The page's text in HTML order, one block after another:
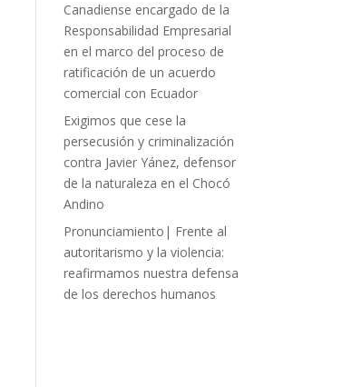
Canadiense encargado de la
Responsabilidad Empresarial
en el marco del proceso de
ratificación de un acuerdo
comercial con Ecuador
Exigimos que cese la
persecusión y criminalización
contra Javier Yánez, defensor
de la naturaleza en el Chocó
Andino
Pronunciamiento| Frente al
autoritarismo y la violencia:
reafirmamos nuestra defensa
de los derechos humanos